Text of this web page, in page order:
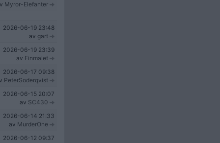
Myror-Elefanter
2026-06-19 23:48
av gart
2026-06-19 23:39
av Finmalet
2026-06-17 09:38
PeterSoderqvist
2026-06-15 20:07
av SC430
2026-06-14 21:33
av MurderOne
2026-06-12 09:37